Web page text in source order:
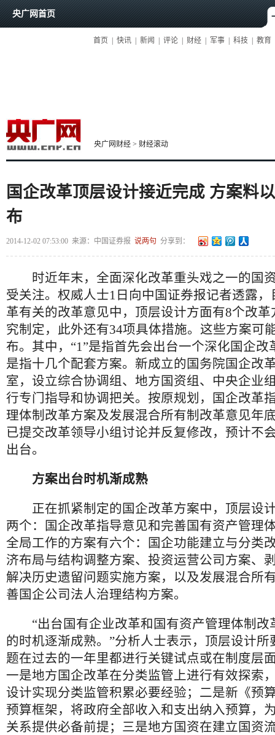
央广网首页
首页 快讯 新闻 评论 财经 军事 科技 教育
央广网财经 > 财经滚动
国企改革顶层设计接近完成 方案料
布
2014-12-02 07:53:00 来源： 中国证券报 说两句 分享到：
时近年末，全面深化改革重头戏之一的国
受关注。权威人士1日向中国证券报记者透露
革有关的改革意见中，顶层设计方面有8个改
究制定，此外还有34项具体措施。这些方案可
布。其中，“1”是指首先会出台一个深化国企改
是指十几个配套方案。新成立的国务院国企改
室，设立综合协调组、地方国资组、中央企业
行专门指导和协调把关。按原规划，国企改革
理体制改革方案及发展混合所有制改革意见年
已提交改革领导小组讨论并反复修改，预计不
出台。
方案出台时机渐成熟
正在抓紧制定的国企改革方案中，顶层设
两个：国企改革指导意见和完善国有资产管理
全局工作的方案有六个：国企功能建立与分类
济布局与结构调整方案、投资运营公司方案、
解决历史遗留问题实施方案，以及发展混合所
善国企公司法人治理结构方案。
“出台国有企业改革和国有资产管理体制改
的时机逐渐成熟。”分析人士表示，顶层设计所
题在过去的一年里都进行关键试点或在制度层
一是地方国企改革在分类监管上进行有效探索
设计实现分类监管积累必要经验；二是新《预
预算框架，将政府全部收入和支出纳入预算，
关系提供必备前提；三是地方国资在建立国资